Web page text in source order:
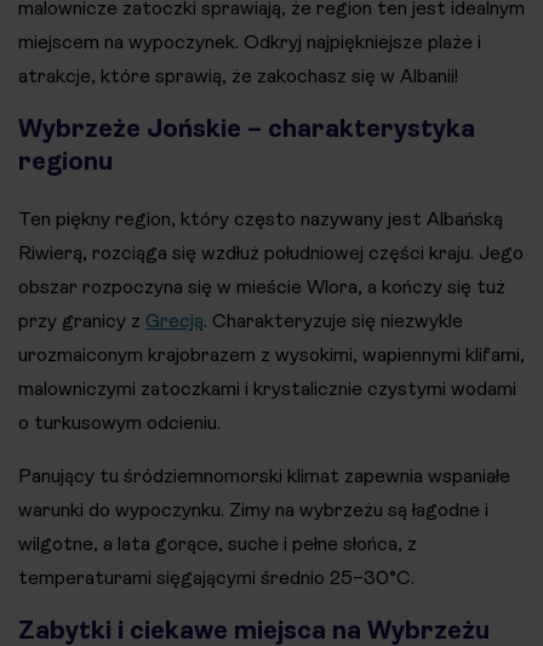
malownicze zatoczki sprawiają, że region ten jest idealnym
miejscem na wypoczynek. Odkryj najpiękniejsze plaże i
atrakcje, które sprawią, że zakochasz się w Albanii!
Wybrzeże Jońskie – charakterystyka
regionu
Ten piękny region, który często nazywany jest Albańską
Riwierą, rozciąga się wzdłuż południowej części kraju. Jego
obszar rozpoczyna się w mieście Wlora, a kończy się tuż
przy granicy z Grecją. Charakteryzuje się niezwykle
urozmaiconym krajobrazem z wysokimi, wapiennymi klifami,
malowniczymi zatoczkami i krystalicznie czystymi wodami
o turkusowym odcieniu.
Panujący tu śródziemnomorski klimat zapewnia wspaniałe
warunki do wypoczynku. Zimy na wybrzeżu są łagodne i
wilgotne, a lata gorące, suche i pełne słońca, z
temperaturami sięgającymi średnio 25–30°C.
Zabytki i ciekawe miejsca na Wybrzeżu